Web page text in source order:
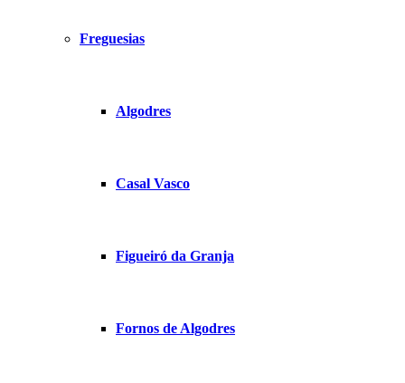
Freguesias
Algodres
Casal Vasco
Figueiró da Granja
Fornos de Algodres